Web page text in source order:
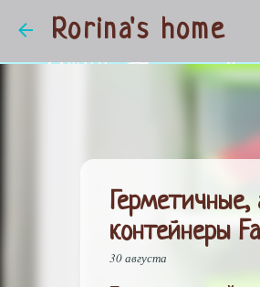
Rorina's home
контейнеры
30 августа